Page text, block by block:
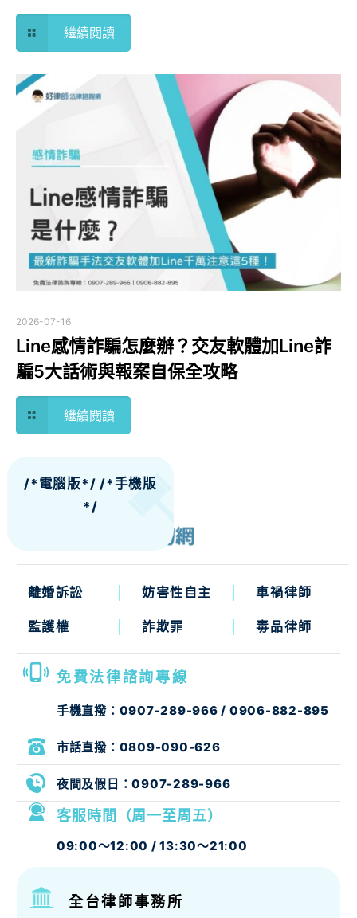
繼續閱讀
2026-07-16
Line感情詐騙怎麼辦？交友軟體加Line詐
騙5大話術與報案自保全攻略
繼續閱讀
/*電腦版*//*手機版
*/
離婚訴訟 妨害性自主 車禍律師
監護權 詐欺罪 毒品律師
免費法律諮詢專線
手機直撥： 0907-289-966 / 0906-882-895
市話直撥： 0809-090-626
客服時間（周一至周五）
09:00～12:00 / 13:30～21:00
夜間及假日：0907-289-966
全台律師事務所